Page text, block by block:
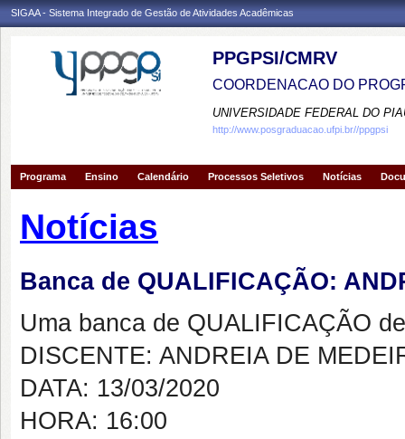
SIGAA - Sistema Integrado de Gestão de Atividades Acadêmicas
PPGPSI/CMRV
COORDENACAO DO
UNIVERSIDADE FEDERAL DO
http://www.posgraduacao.ufpi.br//ppgpsi
Programa Ensino Calendário Processos Seletivos Notícias
Notícias
Banca de QUALIFICAÇÃO:
Uma banca de QUALIFICAÇÃO
DISCENTE: ANDREIA DE
DATA: 13/03/2020
HORA: 16:00